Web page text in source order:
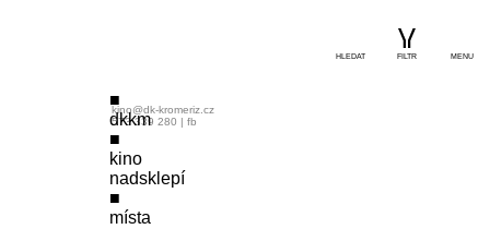
dkkm
kino
nadsklepí
místa
kino@dk-kromeriz.cz
573 339 280 | fb
HLEDAT FILTR MENU